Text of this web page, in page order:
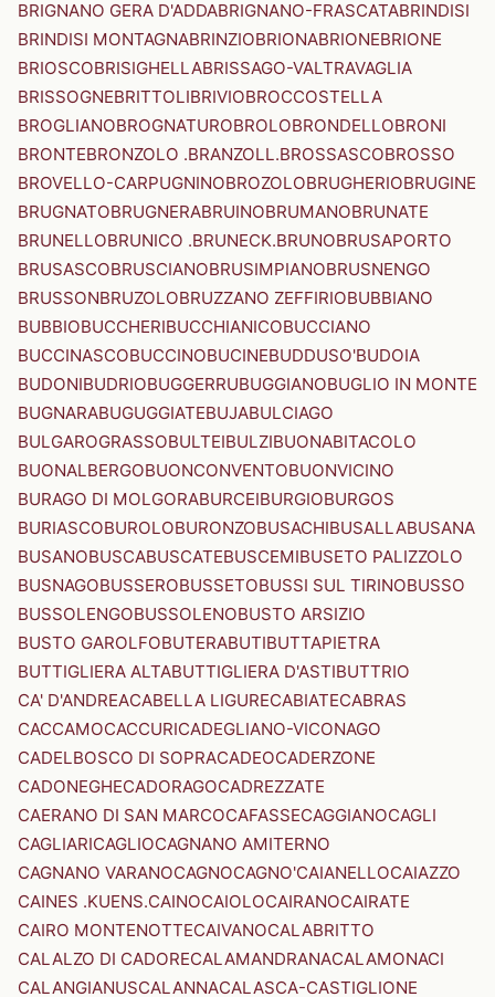
BRIGNANO GERA D'ADDABRIGNANO-FRASCATABRINDISI
BRINDISI MONTAGNABRINZIOBRIONABRIONEBRIONE
BRIOSCOBRISIGHELLABRISSAGO-VALTRAVAGLIA
BRISSOGNEBRITTOLIBRIVIOBROCCOSTELLA
BROGLIANOBROGNATUROBROLOBRONDELLOBRONI
BRONTEBRONZOLO .BRANZOLL.BROSSASCOBROSSO
BROVELLO-CARPUGNINOBROZOLOBRUGHERIOBRUGINE
BRUGNATOBRUGNERABRUINOBRUMANOBRUNATE
BRUNELLOBRUNICO .BRUNECK.BRUNOBRUSAPORTO
BRUSASCOBRUSCIANOBRUSIMPIANOBRUSNENGO
BRUSSONBRUZOLOBRUZZANO ZEFFIRIOBUBBIANO
BUBBIOBUCCHERIBUCCHIANICOBUCCIANO
BUCCINASCOBUCCINOBUCINEBUDDUSO'BUDOIA
BUDONIBUDRIOBUGGERRUBUGGIANOBUGLIO IN MONTE
BUGNARABUGUGGIATEBUJABULCIAGO
BULGAROGRASSOBULTEIBULZIBUONABITACOLO
BUONALBERGOBUONCONVENTOBUONVICINO
BURAGO DI MOLGORABURCEIBURGIOBURGOS
BURIASCOBUROLOBURONZOBUSACHIBUSALLABUSANA
BUSANOBUSCABUSCATEBUSCEMIBUSETO PALIZZOLO
BUSNAGOBUSSEROBUSSETOBUSSI SUL TIRINOBUSSO
BUSSOLENGOBUSSOLENOBUSTO ARSIZIO
BUSTO GAROLFOBUTERABUTIBUTTAPIETRA
BUTTIGLIERA ALTABUTTIGLIERA D'ASTIBUTTRIO
CA' D'ANDREACABELLA LIGURECABIATECABRAS
CACCAMOCACCURICADEGLIANO-VICONAGO
CADELBOSCO DI SOPRACADEOCADERZONE
CADONEGHECADORAGOCADREZZATE
CAERANO DI SAN MARCOCAFASSECAGGIANOCAGLI
CAGLIARICAGLIOCAGNANO AMITERNO
CAGNANO VARANOCAGNOCAGNO'CAIANELLOCAIAZZO
CAINES .KUENS.CAINOCAIOLOCAIRANOCAIRATE
CAIRO MONTENOTTECAIVANOCALABRITTO
CALALZO DI CADORECALAMANDRANACALAMONACI
CALANGIANUSCALANNACALASCA-CASTIGLIONE